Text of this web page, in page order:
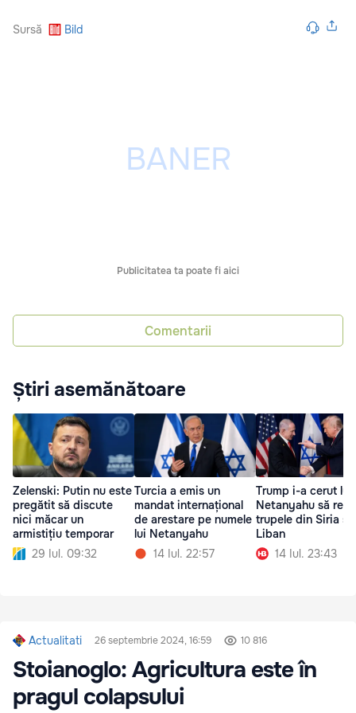
Sursă Bild
Publicitatea ta poate fi aici
Comentarii
Știri asemănătoare
Zelenski: Putin nu este
pregătit să discute
nici măcar un
armistițiu temporar
29 Iul. 09:32
Turcia a emis un
mandat internațional
de arestare pe numele
lui Netanyahu
14 Iul. 22:57
Trump i-a cerut lui
Netanyahu să
trupele din Siria și
Liban
14 Iul. 23:43
Actualitati 26 septembrie 2024, 16:59 10 816
Stoianoglo: Agricultura este în
pragul colapsului